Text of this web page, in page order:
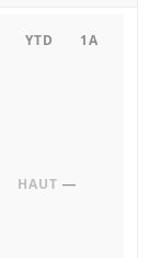
YTD 1A
HAUT ―